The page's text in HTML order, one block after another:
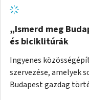
„Ismerd meg
és biciklitúrák
Ingyenes
szervezése, amelyek
Budapest gazdag